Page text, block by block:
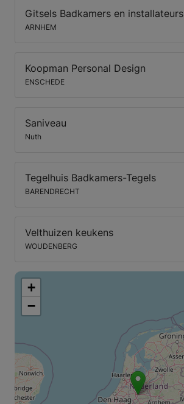
Gitsels Badkamers en installateurs
ARNHEM
Koopman Personal Design
ENSCHEDE
Saniveau
Nuth
Tegelhuis Badkamers-Tegels
BARENDRECHT
Velthuizen keukens
WOUDENBERG
+
−